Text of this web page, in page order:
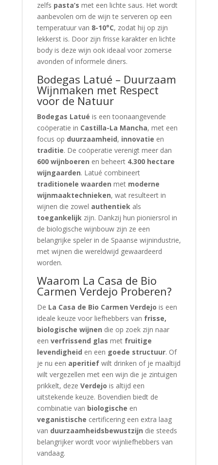
zelfs pasta’s met een lichte saus. Het wordt
aanbevolen om de wijn te serveren op een
temperatuur van 8-10°C, zodat hij op zijn
lekkerst is. Door zijn frisse karakter en lichte
body is deze wijn ook ideaal voor zomerse
avonden of informele diners.
Bodegas Latué – Duurzaam
Wijnmaken met Respect
voor de Natuur
Bodegas Latué is een toonaangevende
coöperatie in Castilla-La Mancha, met een
focus op duurzaamheid, innovatie en
traditie. De coöperatie verenigt meer dan
600 wijnboeren en beheert 4.300 hectare
wijngaarden. Latué combineert
traditionele waarden met moderne
wijnmaaktechnieken, wat resulteert in
wijnen die zowel authentiekals
toegankelijkzijn. Dankzij hun pioniersrol in
de biologische wijnbouw zijn ze een
belangrijke speler in de Spaanse wijnindustrie,
met wijnen die wereldwijd gewaardeerd
worden.
Waarom La Casa de Bio
Carmen Verdejo Proberen?
De La Casa de Bio Carmen Verdejo is een
ideale keuze voor liefhebbers van frisse,
biologische wijnen die op zoek zijn naar
een verfrissend glas met fruitige
levendigheid en een goede structuur. Of
je nu een aperitiefwilt drinken of je maaltijd
wilt vergezellen met een wijn die je zintuigen
prikkelt, deze Verdejo is altijd een
uitstekende keuze. Bovendien biedt de
combinatie van biologische en
veganistische certificering een extra laag
van duurzaamheidsbewustzijn die steeds
belangrijker wordt voor wijnliefhebbers van
vandaag.